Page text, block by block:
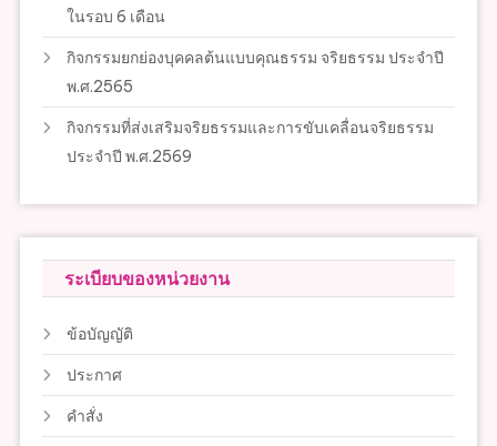
ในรอบ 6 เดือน
กิจกรรมยกย่องบุคคลต้นแบบคุณธรรม จริยธรรม ประจำปี
พ.ศ.2565
กิจกรรมที่ส่งเสริมจริยธรรมและการขับเคลื่อนจริยธรรม
ประจำปี พ.ศ.2569
ระเบียบของหน่วยงาน
ข้อบัญญัติ
ประกาศ
คำสั่ง